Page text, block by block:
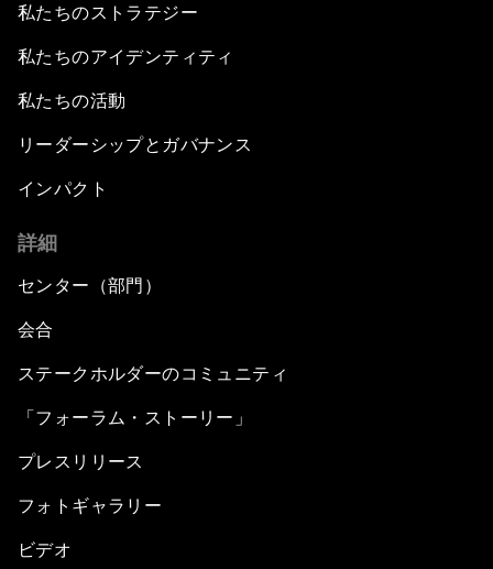
私たちのストラテジー
私たちのアイデンティティ
私たちの活動
リーダーシップとガバナンス
インパクト
詳細
センター（部門）
会合
ステークホルダーのコミュニティ
「フォーラム・ストーリー」
プレスリリース
フォトギャラリー
ビデオ